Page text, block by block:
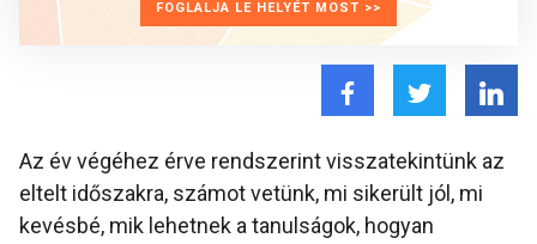
FOGLALJA LE HELYÉT MOST >>
Az év végéhez érve rendszerint visszatekintünk az
eltelt időszakra, számot vetünk, mi sikerült jól, mi
kevésbé, mik lehetnek a tanulságok, hogyan